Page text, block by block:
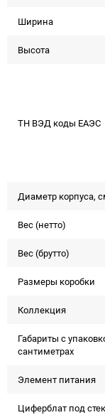
Ширина
Высота
ТН ВЭД коды ЕАЭС
Диаметр корпуса,
Вес (нетто)
Вес (брутто)
Размеры коробки
Коллекция
Габариты с
сантиметрах
Элемент питания
Циферблат под